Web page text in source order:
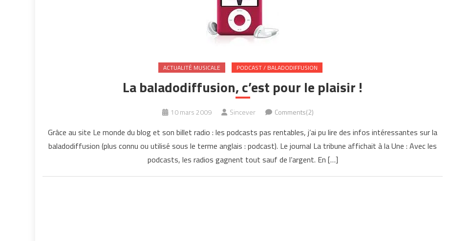
ACTUALITÉ MUSICALE PODCAST / BALADODIFFUSION
La baladodiffusion, c’est pour le plaisir !
10 mars 2009 Sincever Comments(2)
Grâce au site Le monde du blog et son billet radio : les podcasts pas rentables, j’ai pu lire des infos intéressantes sur la
baladodiffusion (plus connu ou utilisé sous le terme anglais : podcast). Le journal La tribune affichait à la Une : Avec les
podcasts, les radios gagnent tout sauf de l’argent. En […]